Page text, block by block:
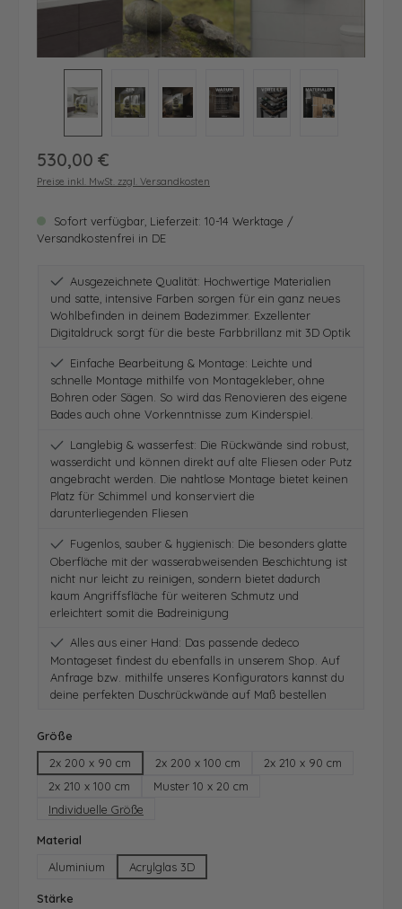
Regulärer Preis:
530,00 €
Preise inkl. MwSt. zzgl. Versandkosten
Sofort verfügbar, Lieferzeit: 10-14 Werktage /
Versandkostenfrei in DE
Ausgezeichnete Qualität: Hochwertige Materialien
und satte, intensive Farben sorgen für ein ganz neues
Wohlbefinden in deinem Badezimmer. Exzellenter
Digitaldruck sorgt für die beste Farbbrillanz mit 3D Optik
Einfache Bearbeitung & Montage: Leichte und
schnelle Montage mithilfe von Montagekleber, ohne
Bohren oder Sägen. So wird das Renovieren des eigene
Bades auch ohne Vorkenntnisse zum Kinderspiel.
Langlebig & wasserfest: Die Rückwände sind robust,
wasserdicht und können direkt auf alte Fliesen oder Putz
angebracht werden. Die nahtlose Montage bietet keinen
Platz für Schimmel und konserviert die
darunterliegenden Fliesen
Fugenlos, sauber & hygienisch: Die besonders glatte
Oberfläche mit der wasserabweisenden Beschichtung ist
nicht nur leicht zu reinigen, sondern bietet dadurch
kaum Angriffsfläche für weiteren Schmutz und
erleichtert somit die Badreinigung
Alles aus einer Hand: Das passende dedeco
Montageset findest du ebenfalls in unserem Shop. Auf
Anfrage bzw. mithilfe unseres Konfigurators kannst du
deine perfekten Duschrückwände auf Maß bestellen
Größe
2x 200 x 90 cm
2x 200 x 100 cm
2x 210 x 90 cm
2x 210 x 100 cm
Muster 10 x 20 cm
Individuelle Größe
Material
Aluminium
Acrylglas 3D
Stärke